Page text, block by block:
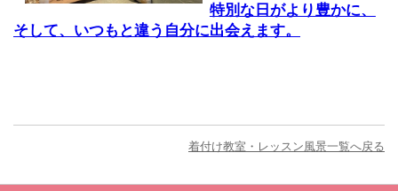
特別な日がより豊かに、
そして、いつもと違う自分に出会えます。
着付け教室・レッスン風景一覧へ戻る